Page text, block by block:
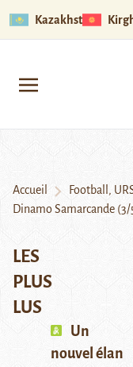
Kazakhstan
Accueil
Football,
Dinamo Samarcande (3/
LES
PLUS
LUS
Un
nouvel élan